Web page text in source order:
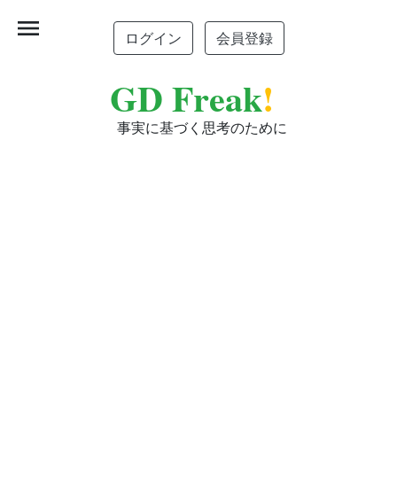
ログイン 会員登録
GD Freak!
事実に基づく思考のために
menu